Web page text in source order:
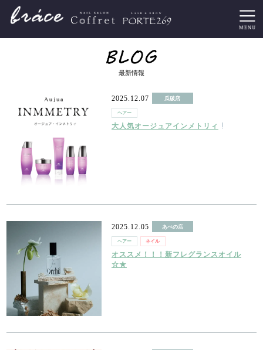
最新情報
2025.12.07 瓜破店
ヘアー
大人気オージュアインメトリィ
2025.12.05 あべの店
ヘアー ネイル
オススメ！！！新フレグランスオイル
☆★